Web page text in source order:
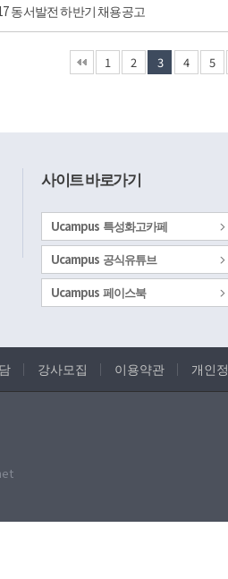
동서발전 하반기 채용공고
1 2 3 4 5
사이트 바로가기
Ucampus 특성화고카페
Ucampus 공식유튜브
Ucampus 페이스북
강사모집 이용약관 개인